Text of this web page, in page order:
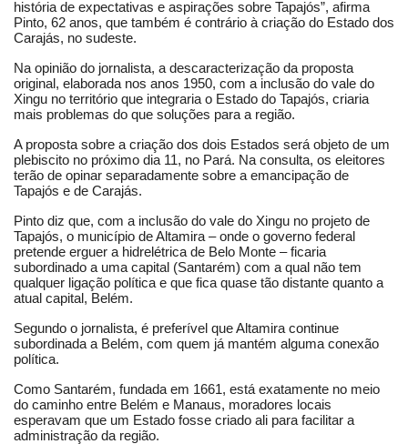
história de expectativas e aspirações sobre Tapajós”, afirma
Pinto, 62 anos, que também é contrário à criação do Estado dos
Carajás, no sudeste.
Na opinião do jornalista, a descaracterização da proposta
original, elaborada nos anos 1950, com a inclusão do vale do
Xingu no território que integraria o Estado do Tapajós, criaria
mais problemas do que soluções para a região.
A proposta sobre a criação dos dois Estados será objeto de um
plebiscito no próximo dia 11, no Pará. Na consulta, os eleitores
terão de opinar separadamente sobre a emancipação de
Tapajós e de Carajás.
Pinto diz que, com a inclusão do vale do Xingu no projeto de
Tapajós, o município de Altamira – onde o governo federal
pretende erguer a hidrelétrica de Belo Monte – ficaria
subordinado a uma capital (Santarém) com a qual não tem
qualquer ligação política e que fica quase tão distante quanto a
atual capital, Belém.
Segundo o jornalista, é preferível que Altamira continue
subordinada a Belém, com quem já mantém alguma conexão
política.
Como Santarém, fundada em 1661, está exatamente no meio
do caminho entre Belém e Manaus, moradores locais
esperavam que um Estado fosse criado ali para facilitar a
administração da região.